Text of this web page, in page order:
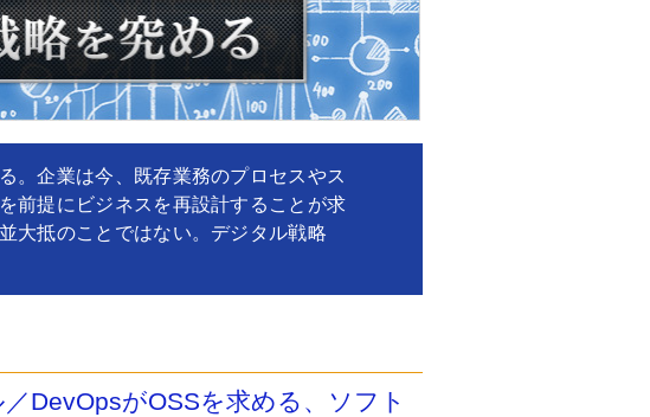
。企業は今、既存業務のプロセスやス
前提にビジネスを再設計することが求
大抵のことではない。デジタル戦略
DevOpsがOSSを求める、ソフト